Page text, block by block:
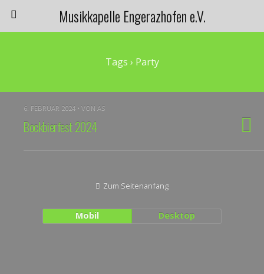
Musikkapelle Engerazhofen e.V.
Tags › Party
6. FEBRUAR 2024 • VON AS
Bockbierfest 2024
Zum Seitenanfang
Mobil Desktop